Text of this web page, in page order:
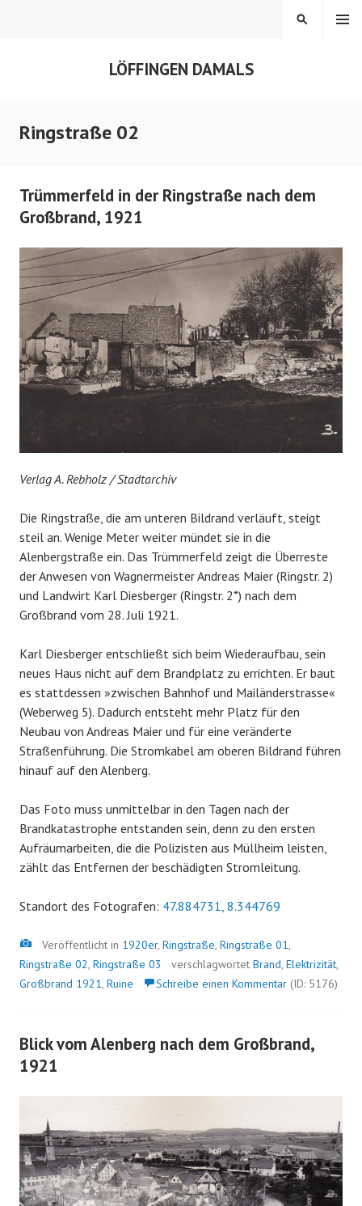
LÖFFINGEN DAMALS
MENÜ
SUCHEN
Ringstraße 02
Trümmerfeld in der Ringstraße nach dem
Großbrand, 1921
Verlag A. Rebholz / Stadtarchiv
Die Ringstraße, die am unteren Bildrand verläuft, steigt
steil an. Wenige Meter weiter mündet sie in die
Alenbergstraße ein. Das Trümmerfeld zeigt die Überreste
der Anwesen von Wagnermeister Andreas Maier (Ringstr. 2)
und Landwirt Karl Diesberger (Ringstr. 2*) nach dem
Großbrand vom 28. Juli 1921.
Karl Diesberger entschließt sich beim Wiederaufbau, sein
neues Haus nicht auf dem Brandplatz zu errichten. Er baut
es stattdessen »zwischen Bahnhof und Mailänderstrasse«
(Weberweg 5). Dadurch entsteht mehr Platz für den
Neubau von Andreas Maier und für eine veränderte
Straßenführung. Die Stromkabel am oberen Bildrand führen
hinauf auf den Alenberg.
Das Foto muss unmittelbar in den Tagen nach der
Brandkatastrophe entstanden sein, denn zu den ersten
Aufräumarbeiten, die die Polizisten aus Müllheim leisten,
zählt das Entfernen der beschädigten Stromleitung.
Standort des Fotografen: 47.884731, 8.344769
Bild
Veröffentlicht in 1920er, Ringstraße, Ringstraße 01,
Ringstraße 02, Ringstraße 03 verschlagwortet Brand, Elektrizität,
Großbrand 1921, Ruine Schreibe einen Kommentar (ID: 5176)
Blick vom Alenberg nach dem Großbrand,
1921